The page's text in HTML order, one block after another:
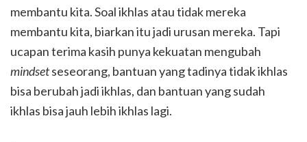
membantu kita. Soal ikhlas atau tidak mereka
membantu kita, biarkan itu jadi urusan mereka. Tapi
ucapan terima kasih punya kekuatan mengubah
mindsetseseorang, bantuan yang tadinya tidak ikhlas
bisa berubah jadi ikhlas, dan bantuan yang sudah
ikhlas bisa jauh lebih ikhlas lagi.